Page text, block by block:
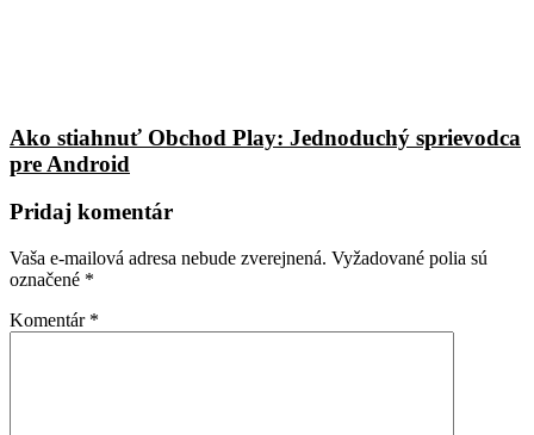
Ako stiahnuť Obchod Play: Jednoduchý sprievodca
pre Android
Pridaj komentár
Vaša e-mailová adresa nebude zverejnená. Vyžadované polia sú
označené *
Komentár *